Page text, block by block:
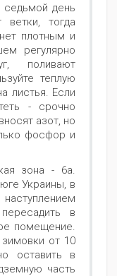
день
тогда
плотным и
регулярно
поливают
теплую
листья. Если
- срочно
азот, но
фосфор и
зона - 6а.
Украины, в
в
помещение.
от 10
оставить в
часть